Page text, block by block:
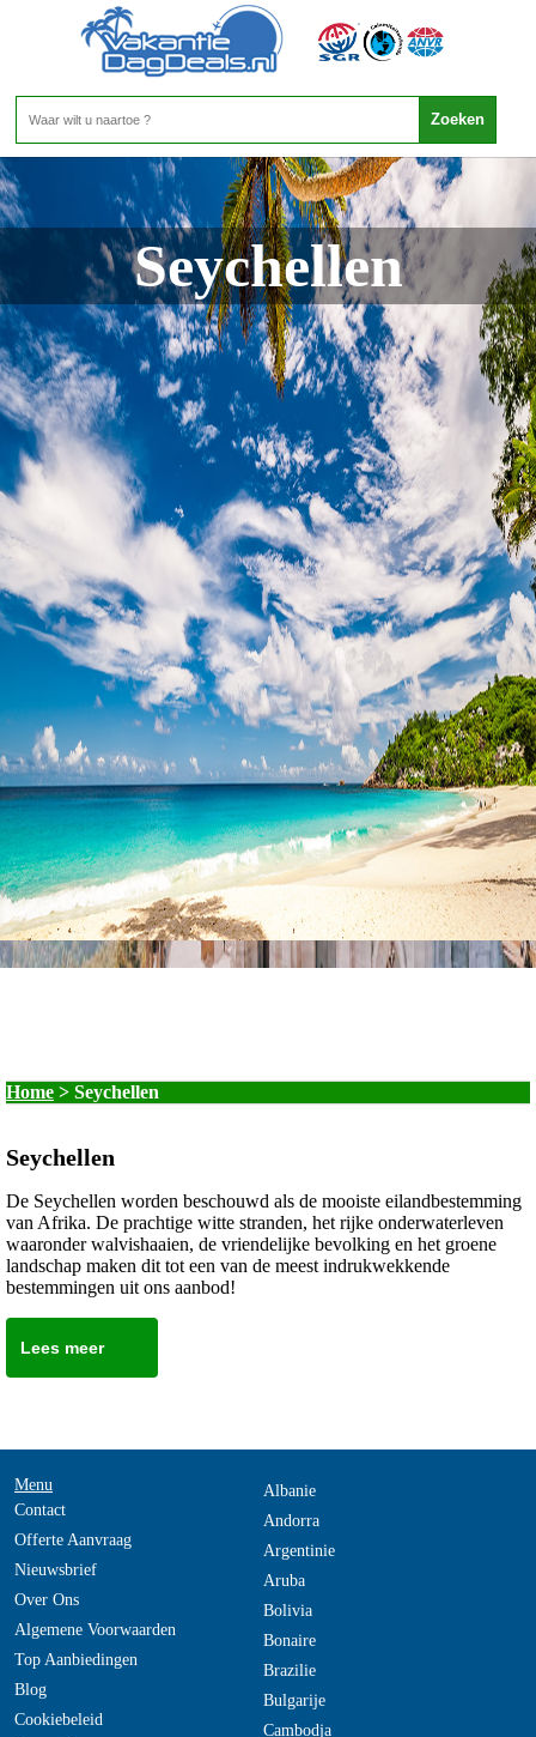
Seychellen
Home > Seychellen
Seychellen
De Seychellen worden beschouwd als de mooiste eilandbestemming
van Afrika. De prachtige witte stranden, het rijke onderwaterleven
waaronder walvishaaien, de vriendelijke bevolking en het groene
landschap maken dit tot een van de meest indrukwekkende
bestemmingen uit ons aanbod!
Lees meer
Menu
Contact
Offerte Aanvraag
Nieuwsbrief
Over Ons
Algemene Voorwaarden
Top Aanbiedingen
Blog
Cookiebeleid
Albanie
Andorra
Argentinie
Aruba
Bolivia
Bonaire
Brazilie
Bulgarije
Cambodja